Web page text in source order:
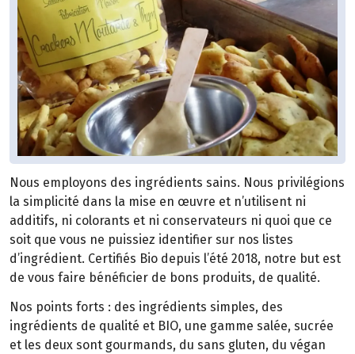
Nous employons des ingrédients sains. Nous privilégions
la simplicité dans la mise en œuvre et n’utilisent ni
additifs, ni colorants et ni conservateurs ni quoi que ce
soit que vous ne puissiez identifier sur nos listes
d’ingrédient. Certifiés Bio depuis l’été 2018, notre but est
de vous faire bénéficier de bons produits, de qualité.
Nos points forts : des ingrédients simples, des
ingrédients de qualité et BIO, une gamme salée, sucrée
et les deux sont gourmands, du sans gluten, du végan